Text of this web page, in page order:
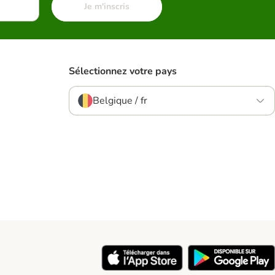
Je m'inscris
Sélectionnez votre pays
Belgique / fr